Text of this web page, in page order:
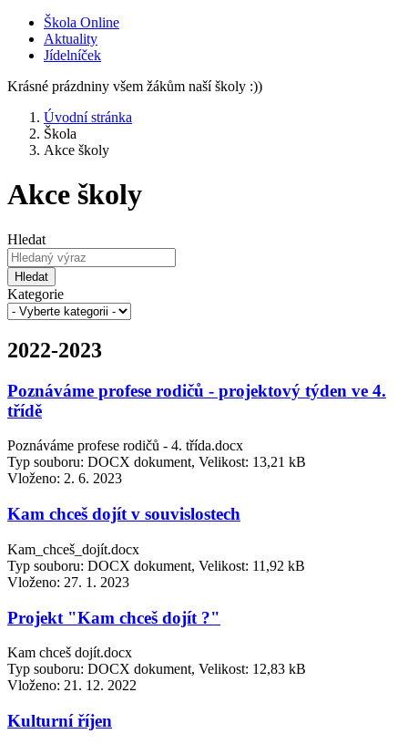
Škola Online
Aktuality
Jídelníček
Krásné prázdniny všem žákům naší školy :))
Úvodní stránka
Škola
Akce školy
Akce školy
Hledat
Hledat
Kategorie
2022-2023
Poznáváme profese rodičů - projektový týden ve 4.
třídě
Poznáváme profese rodičů - 4. třída.docx
Typ souboru: DOCX dokument, Velikost: 13,21 kB
Vloženo: 2. 6. 2023
Kam chceš dojít v souvislostech
Kam_chceš_dojít.docx
Typ souboru: DOCX dokument, Velikost: 11,92 kB
Vloženo: 27. 1. 2023
Projekt "Kam chceš dojít ?"
Kam chceš dojít.docx
Typ souboru: DOCX dokument, Velikost: 12,83 kB
Vloženo: 21. 12. 2022
Kulturní říjen